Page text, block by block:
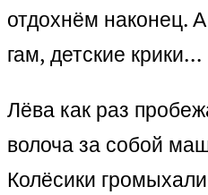
отдохнём наконец.
гам, детские крики…
Лёва как раз
волоча за собой
Колёсики